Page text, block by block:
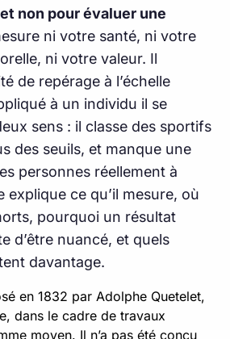
non pour évaluer une
ni votre santé, ni votre
ni votre valeur. Il
de repérage à l’échelle
à un individu il se
sens : il classe des sportifs
des seuils, et manque une
personnes réellement à
explique ce qu’il mesure, où
pourquoi un résultat
d’être nuancé, et quels
davantage.
en 1832 par Adolphe Quetelet,
dans le cadre de travaux
moyen. Il n’a pas été conçu